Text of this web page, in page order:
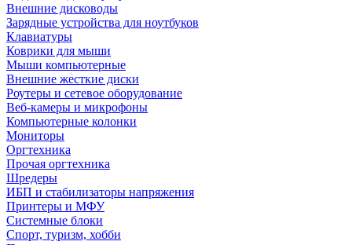
Внешние дисководы
Зарядные устройства для ноутбуков
Клавиатуры
Коврики для мыши
Мыши компьютерные
Внешние жесткие диски
Роутеры и сетевое оборудование
Веб-камеры и микрофоны
Компьютерные колонки
Мониторы
Оргтехника
Прочая оргтехника
Шредеры
ИБП и стабилизаторы напряжения
Принтеры и МФУ
Системные блоки
Спорт, туризм, хобби